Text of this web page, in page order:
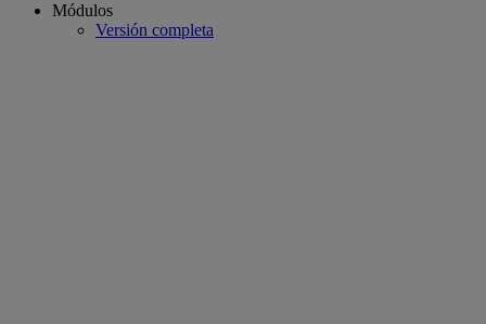
Módulos
Versión completa